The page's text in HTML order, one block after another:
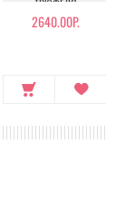
ТРЮФЕЛЯ
2640.00Р.